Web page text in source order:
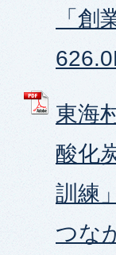
「
東海
酸化
訓練
つな